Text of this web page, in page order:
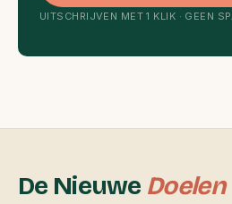
UITSCHRIJVEN MET 1 KLIK · GEEN
De Nieuwe Doelen